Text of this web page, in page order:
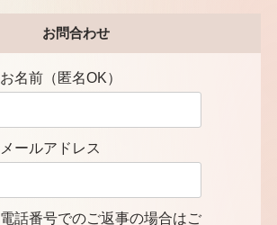
お問合わせ
お名前（匿名OK）
メールアドレス
電話番号でのご返事の場合はご